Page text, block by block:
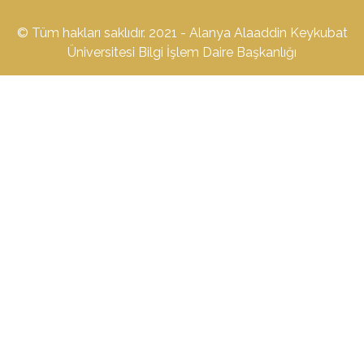
© Tüm hakları saklıdır. 2021 - Alanya Alaaddin Keykubat
Üniversitesi Bilgi İşlem Daire Başkanlığı